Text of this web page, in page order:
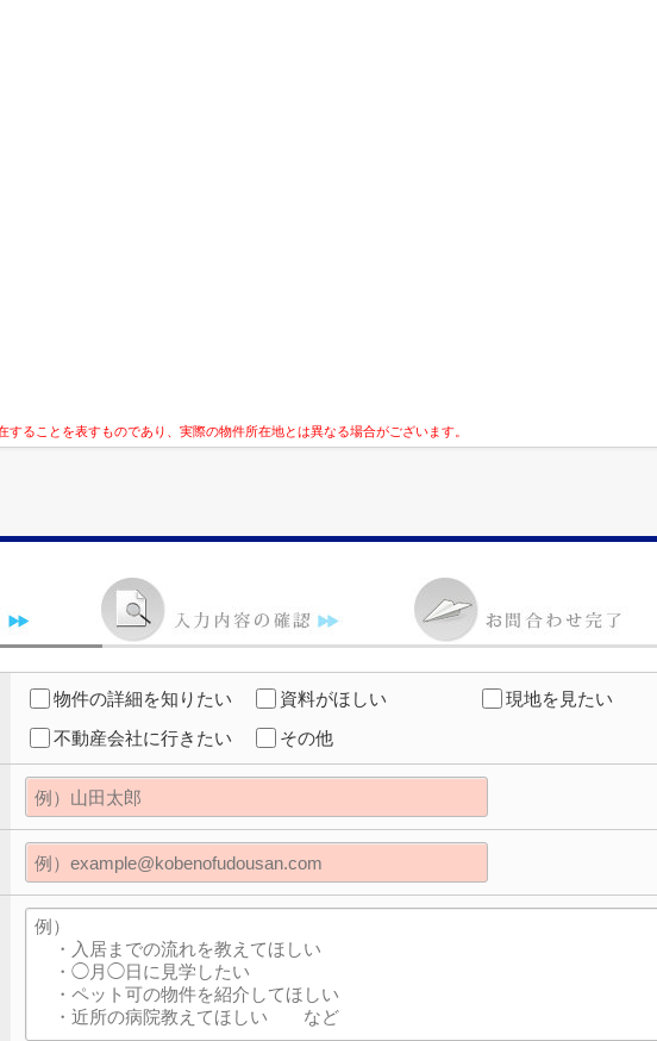
ることを表すものであり、実際の物件所在地とは異なる場合がございます。
物件の詳細を知りたい 資料がほしい
現地を見たい
不動産会社に行きたい
その他